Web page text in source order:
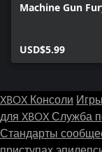
Machine Gun
USD$5.99
XBOX Консоли
для XBOXСлужба
Стандарты